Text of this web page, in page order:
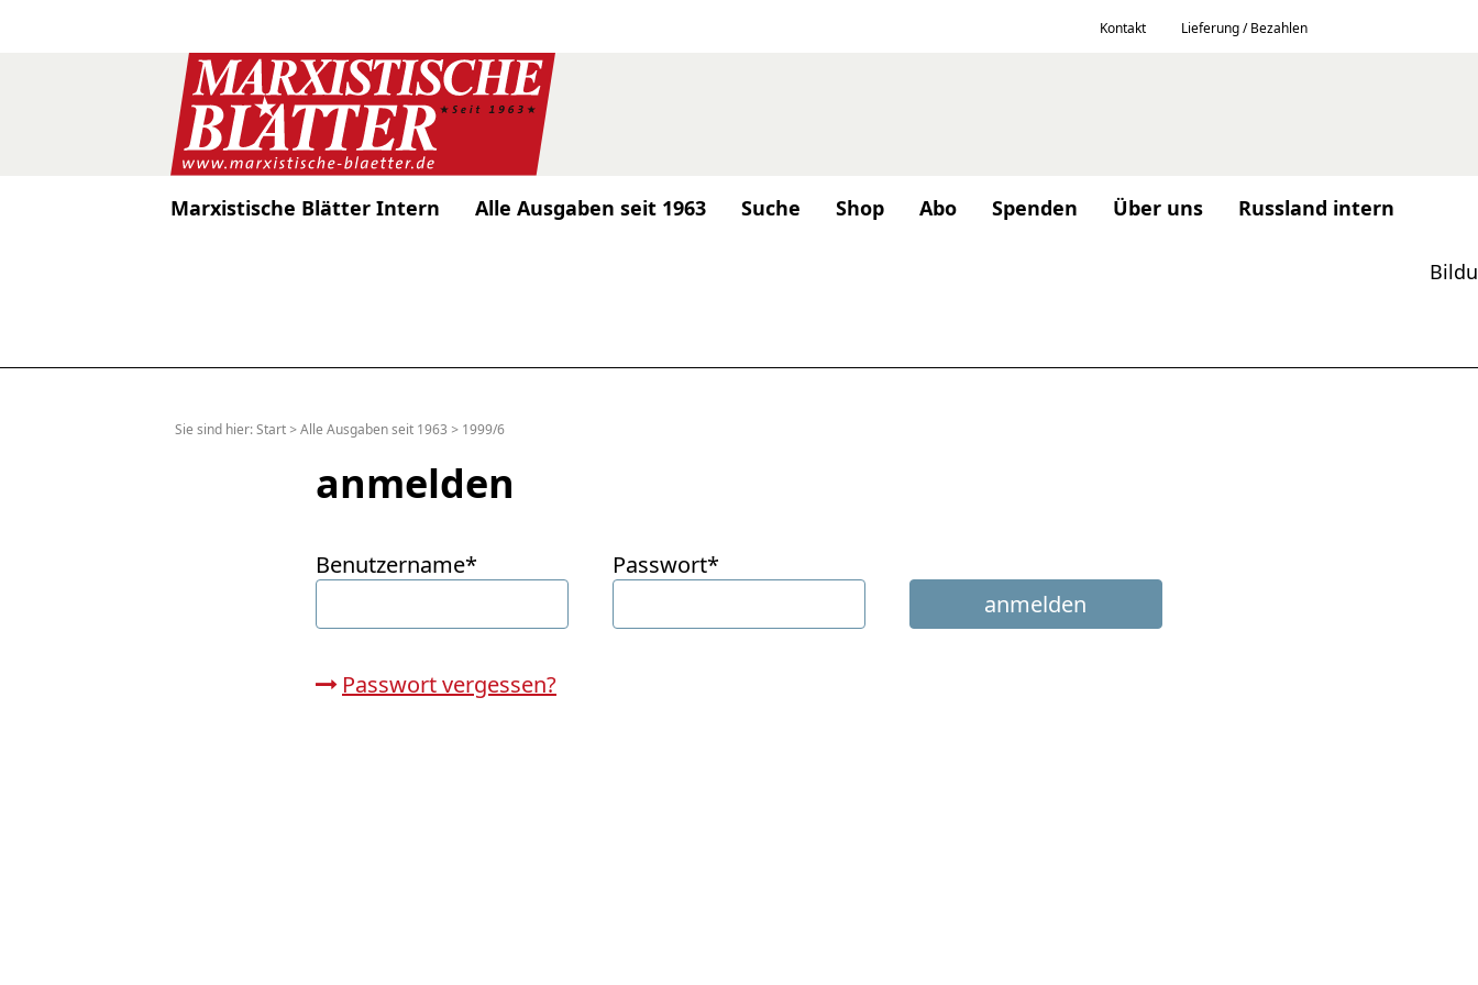
Marxistische Blätter Intern Alle Ausgaben seit 1963 Suche Shop Abo Spenden Über uns Russland intern
Kontakt Lieferung / Bezahlen
Sie sind hier:Start >Alle Ausgaben seit 1963 > 1999/6
anmelden
Benutzername* Passwort*
Passwort vergessen?